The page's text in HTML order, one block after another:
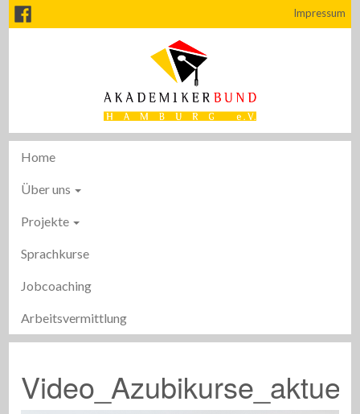
Impressum
Home
Über uns
Projekte
Sprachkurse
Jobcoaching
Arbeitsvermittlung
Video_Azubikurse_aktuell